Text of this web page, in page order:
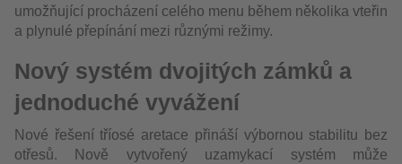
umožňující procházení celého menu během několika vteřin
a plynulé přepínání mezi různými režimy.
Nový systém dvojitých zámků a
jednoduché vyvážení
Nové řešení tříosé aretace přináší výbornou stabilitu bez
otřesů. Nově vytvořený uzamykací systém může